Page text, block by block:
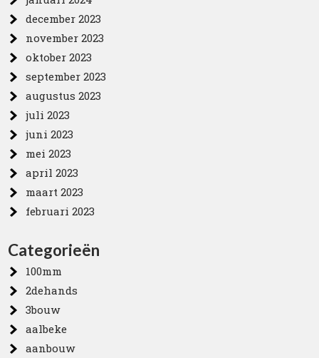
december 2023
november 2023
oktober 2023
september 2023
augustus 2023
juli 2023
juni 2023
mei 2023
april 2023
maart 2023
februari 2023
Categorieën
100mm
2dehands
3bouw
aalbeke
aanbouw